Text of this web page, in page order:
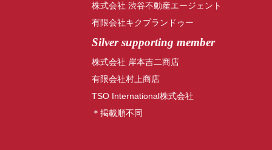
株式会社 渋谷不動産エージェント
有限会社キクプランドゥー
Silver supporting member
株式会社 岸本吉二商店
有限会社村上商店
TSO International株式会社
＊掲載順不同